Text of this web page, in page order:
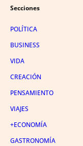
Secciones
POLÍTICA
BUSINESS
VIDA
CREACIÓN
PENSAMIENTO
VIAJES
+ECONOMÍA
GASTRONOMÍA